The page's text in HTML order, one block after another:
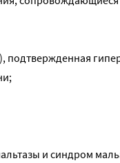
подтвержденная
и синдром